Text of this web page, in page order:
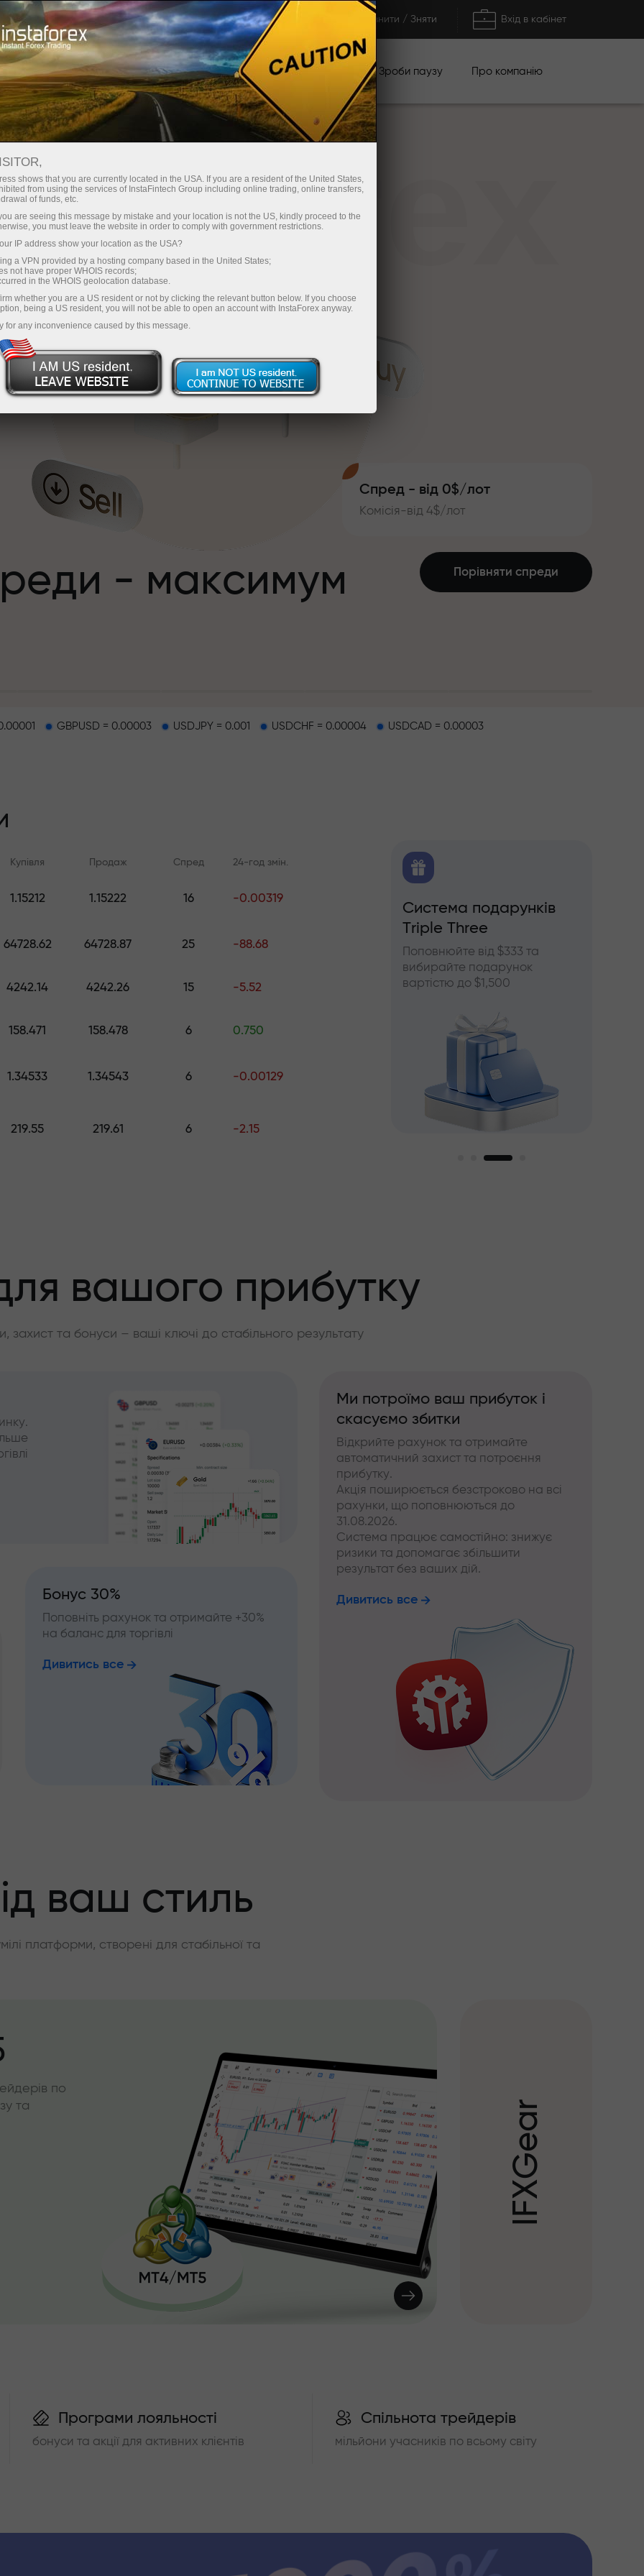
Швидке відкриття рахунку Торгова платформа Поповнити / Зняти Вхід в кабінет
Інвесторам Партнерам Промоакції Зроби паузу Про компанію
Спред - від 0$/лот
Комісія-від 4$/лот
- максимум
депозит
трасі
джекпот
вартістю до $1,500
ризику - ми
прибуток
- найбільший
Порівняти спреди
GBPUSD = 0.00003 USDJPY = 0.001 USDCHF = 0.00004 USDCAD = 0.00003
Купівля Продаж Спред 24-год змін.
1.15212 1.15222 16 -0.00319
64728.62 64728.87 25 -88.68
4242.14 4242.26 15 -5.52
158.471 158.478 6 0.750
1.34533 1.34543 6 -0.00129
219.55 219.61 6 -2.15
курси та вебінари для всіх
Форекс, крипто та ф'ючерсів
Система подарунків
Triple Three
Поповнюйте від $333 та
вибирайте подарунок
вартістю до $1,500
вашого прибутку
захист та бонуси – ваші ключі до стабільного результату
Бонус 30%
Поповніть рахунок та отримайте +30%
на баланс для торгівлі
Дивитись все
Ми потроїмо ваш прибуток і
скасуємо збитки
Відкрийте рахунок та отримайте
автоматичний захист та потроєння
прибутку.
Акція поширюється безстроково на всі
рахунки, що поповнюються до
31.08.2026.
Система працює самостійно: знижує
ризики та допомагає збільшити
результат без ваших дій.
Дивитись все
ваш стиль
платформи, створені для стабільної та
по
та
I
F
X
G
e
a
r
Програми лояльності
бонуси та акції для активних клієнтів
Спільнота трейдерів
мільйони учасників по всьому світу
shows that you are currently located in the USA. If you are a resident of the United States,
from using the services of InstaFintech Group including online trading, online transfers,
of funds, etc.
are seeing this message by mistake and your location is not the US, kindly proceed to the
you must leave the website in order to comply with government restrictions.
IP address show your location as the USA?
a VPN provided by a hosting company based in the United States;
not have proper WHOIS records;
in the WHOIS geolocation database.
whether you are a US resident or not by clicking the relevant button below. If you choose
being a US resident, you will not be able to open an account with InstaForex anyway.
for any inconvenience caused by this message.